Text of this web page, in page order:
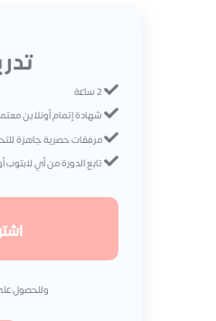
2 ساعة
شهادة إتمام أونلاين
مرفقات حصرية جاهزة
تابع الدورة من أي لابتوب
وللحصول